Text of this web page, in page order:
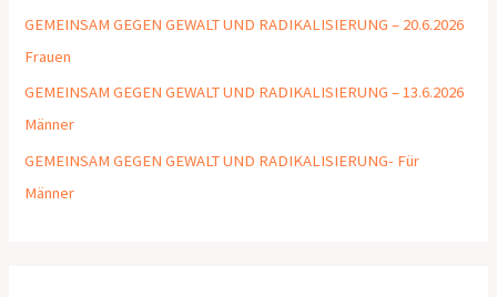
GEMEINSAM GEGEN GEWALT UND RADIKALISIERUNG – 20.6.2026
Frauen
GEMEINSAM GEGEN GEWALT UND RADIKALISIERUNG – 13.6.2026
Männer
GEMEINSAM GEGEN GEWALT UND RADIKALISIERUNG- Für
Männer